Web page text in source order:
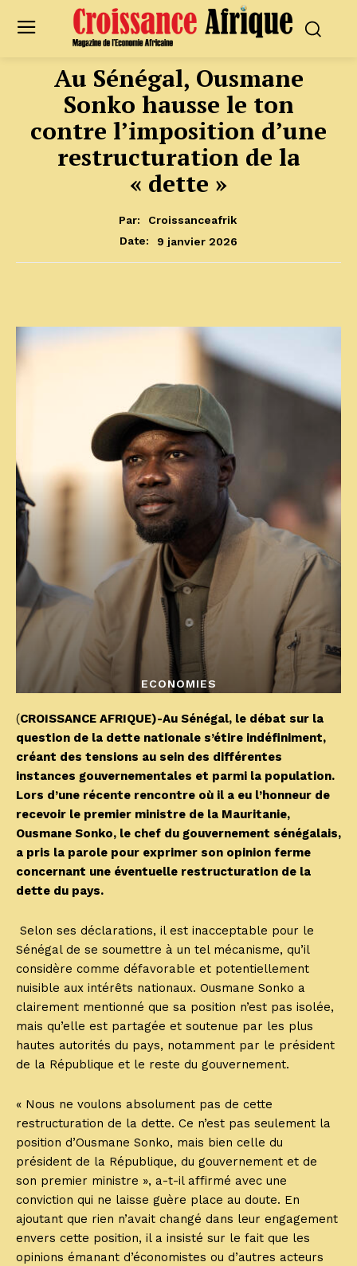
Au Sénégal, Ousmane
Sonko hausse le ton
contre l’imposition d’une
restructuration de la
« dette »
Par:
Croissanceafrik
Date:
9 janvier 2026
ECONOMIES
(CROISSANCE AFRIQUE)-Au Sénégal, le débat sur la
question de la dette nationale s’étire indéfiniment,
créant des tensions au sein des différentes
instances gouvernementales et parmi la population.
Lors d’une récente rencontre où il a eu l’honneur de
recevoir le premier ministre de la Mauritanie,
Ousmane Sonko, le chef du gouvernement sénégalais,
a pris la parole pour exprimer son opinion ferme
concernant une éventuelle restructuration de la
dette du pays.
Selon ses déclarations, il est inacceptable pour le
Sénégal de se soumettre à un tel mécanisme, qu’il
considère comme défavorable et potentiellement
nuisible aux intérêts nationaux. Ousmane Sonko a
clairement mentionné que sa position n’est pas isolée,
mais qu’elle est partagée et soutenue par les plus
hautes autorités du pays, notamment par le président
de la République et le reste du gouvernement.
« Nous ne voulons absolument pas de cette
restructuration de la dette. Ce n’est pas seulement la
position d’Ousmane Sonko, mais bien celle du
président de la République, du gouvernement et de
son premier ministre », a-t-il affirmé avec une
conviction qui ne laisse guère place au doute. En
ajoutant que rien n’avait changé dans leur engagement
envers cette position, il a insisté sur le fait que les
opinions émanant d’économistes ou d’autres acteurs